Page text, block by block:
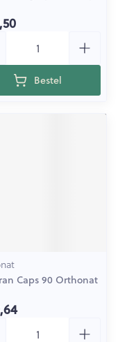
Bestel
Caps 90 Orthonat